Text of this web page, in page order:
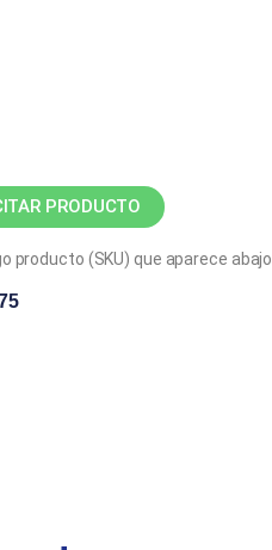
PRODUCTO
producto (SKU) que aparece abajo